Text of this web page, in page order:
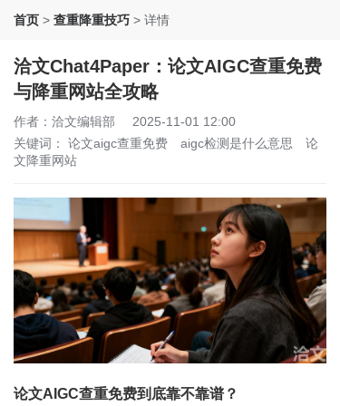
首页 > 查重降重技巧 > 详情
洽文Chat4Paper：论文AIGC查重免费
与降重网站全攻略
作者：洽文编辑部
2025-11-01 12:00
关键词： 论文aigc查重免费 aigc检测是什么意思
论
文降重网站
论文AIGC查重免费到底靠不靠谱？